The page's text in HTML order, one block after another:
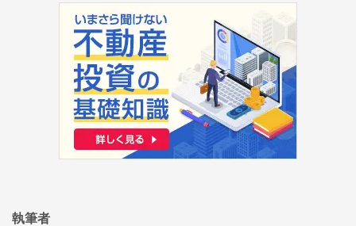
執筆者